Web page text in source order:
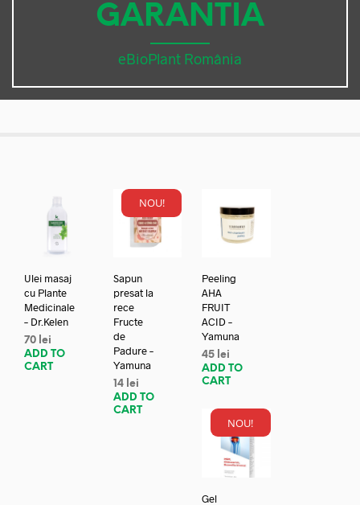
GARANTIA
eBioPlant România
Ulei masaj
cu Plante
Medicinale
– Dr.Kelen
70 lei
ADD TO
CART
NOU!
Sapun
presat la
rece
Fructe
de
Padure –
Yamuna
14 lei
ADD TO
CART
Peeling
AHA
FRUIT
ACID –
Yamuna
45 lei
ADD TO
CART
NOU!
Gel